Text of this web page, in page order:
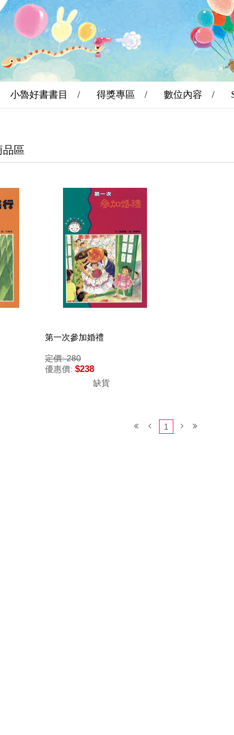
小魯好書書目 / 得獎專區 / 數位內容 /
區
第一次參加婚禮
定價: 280
優惠價: $238
缺貨
1